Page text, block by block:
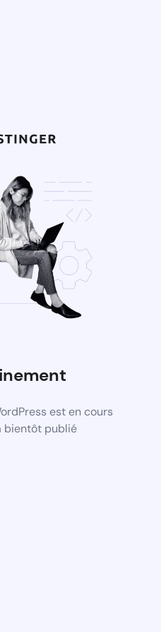
est en cours
bientôt publié